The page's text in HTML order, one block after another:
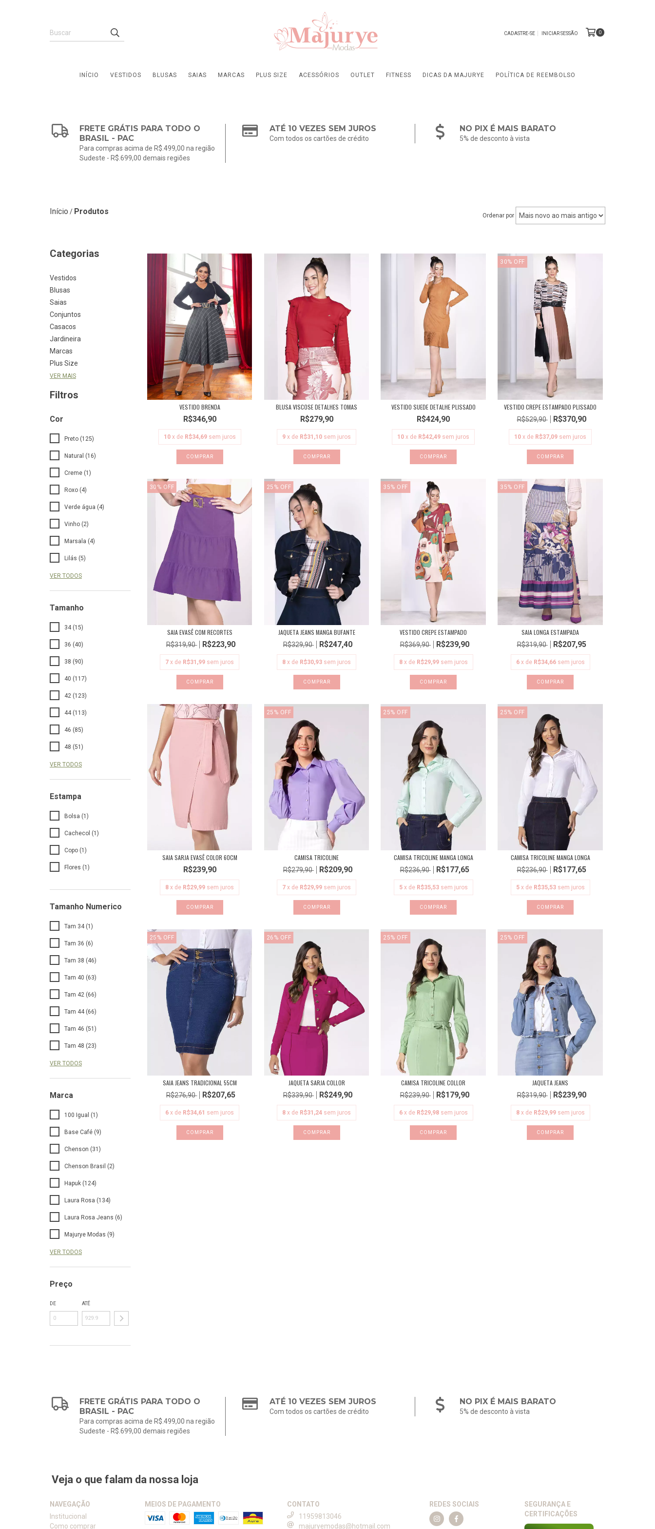
CADASTRE-SE INICIAR SESSÃO 0
INÍCIO VESTIDOS BLUSAS SAIAS MARCAS PLUS SIZE ACESSÓRIOS OUTLET FITNESS DICAS DA MAJURYE POLÍTICA DE REEMBOLSO
FRETE GRÁTIS PARA TODO O
BRASIL - PAC
Para compras acima de R$.499,00 na região
Sudeste - R$.699,00 demais regiões
ATÉ 10 VEZES SEM JUROS
Com todos os cartões de crédito
NO PIX É MAIS BARATO
5% de desconto à vista
Início / Produtos Ordenar por
Categorias
Vestidos
Blusas
Saias
Conjuntos
Casacos
Jardineira
Marcas
Plus Size
VER MAIS
Filtros
Cor
Preto (125)
Natural (16)
Creme (1)
Roxo (4)
Verde água (4)
Vinho (2)
Marsala (4)
Lilás (5)
VER TODOS
Tamanho
34 (15)
36 (40)
38 (90)
40 (117)
42 (123)
44 (113)
46 (85)
48 (51)
VER TODOS
Estampa
Bolsa (1)
Cachecol (1)
Copo (1)
Flores (1)
Tamanho Numerico
Tam 34 (1)
Tam 36 (6)
Tam 38 (46)
Tam 40 (63)
Tam 42 (66)
Tam 44 (66)
Tam 46 (51)
Tam 48 (23)
VER TODOS
Marca
100 Igual (1)
Base Café (9)
Chenson (31)
Chenson Brasil (2)
Hapuk (124)
Laura Rosa (134)
Laura Rosa Jeans (6)
Majurye Modas (9)
VER TODOS
Preço
DE ATÉ
VESTIDO BRENDA
R$346,90
10 x de R$34,69 sem juros
COMPRAR
BLUSA VISCOSE DETALHES TOMAS
R$279,90
9 x de R$31,10 sem juros
COMPRAR
VESTIDO SUEDE DETALHE PLISSADO
R$424,90
10 x de R$42,49 sem juros
COMPRAR
30% OFF
VESTIDO CREPE ESTAMPADO PLISSADO
R$529,90 R$370,90
10 x de R$37,09 sem juros
COMPRAR
30 % OFF
SAIA EVASÊ COM RECORTES
R$319,90 R$223,90
7 x de R$31,99 sem juros
COMPRAR
25 % OFF
JAQUETA JEANS MANGA BUFANTE
R$329,90 R$247,40
8 x de R$30,93 sem juros
COMPRAR
35% OFF
VESTIDO CREPE ESTAMPADO
R$369,90 R$239,90
8 x de R$29,99 sem juros
COMPRAR
35% OFF
SAIA LONGA ESTAMPADA
R$319,90 R$207,95
6 x de R$34,66 sem juros
COMPRAR
SAIA SARJA EVASÊ COLOR 60CM
R$239,90
8 x de R$29,99 sem juros
COMPRAR
25 % OFF
CAMISA TRICOLINE
R$279,90 R$209,90
7 x de R$29,99 sem juros
COMPRAR
25% OFF
CAMISA TRICOLINE MANGA LONGA
R$236,90 R$177,65
5 x de R$35,53 sem juros
COMPRAR
25% OFF
CAMISA TRICOLINE MANGA LONGA
R$236,90 R$177,65
5 x de R$35,53 sem juros
COMPRAR
25 % OFF
SAIA JEANS TRADICIONAL 55CM
R$276,90 R$207,65
6 x de R$34,61 sem juros
COMPRAR
26 % OFF
JAQUETA SARJA COLLOR
R$339,90 R$249,90
8 x de R$31,24 sem juros
COMPRAR
25% OFF
CAMISA TRICOLINE COLLOR
R$239,90 R$179,90
6 x de R$29,98 sem juros
COMPRAR
25% OFF
JAQUETA JEANS
R$319,90 R$239,90
8 x de R$29,99 sem juros
COMPRAR
FRETE GRÁTIS PARA TODO O
BRASIL - PAC
Para compras acima de R$.499,00 na região
Sudeste - R$.699,00 demais regiões
ATÉ 10 VEZES SEM JUROS
Com todos os cartões de crédito
NO PIX É MAIS BARATO
5% de desconto à vista
Veja o que falam da nossa loja
NAVEGAÇÃO
Institucional
Como comprar
MEIOS DE PAGAMENTO
CONTATO
11959813046
majuryemodas@hotmail.com
REDES SOCIAIS
SEGURANÇA E
CERTIFICAÇÕES